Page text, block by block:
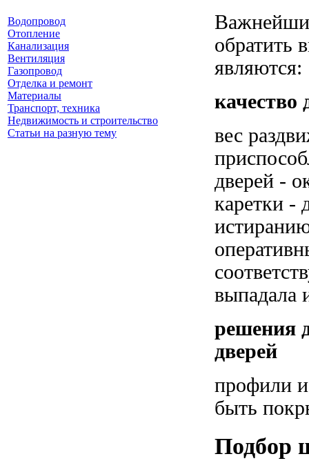
Водопровод
Отопление
Канализация
Вентиляция
Газопровод
Отделка и ремонт
Материалы
Транспорт, техника
Недвижимость и строительство
Статьи на разную тему
обратить
являются:
качество
вес
дверей -
каретки -
выпадала
решения
дверей
профили
быть
Подбор